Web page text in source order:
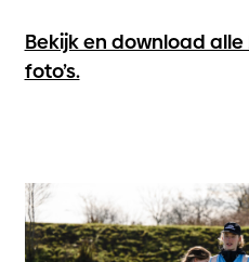
Bekijk en download
foto’s.